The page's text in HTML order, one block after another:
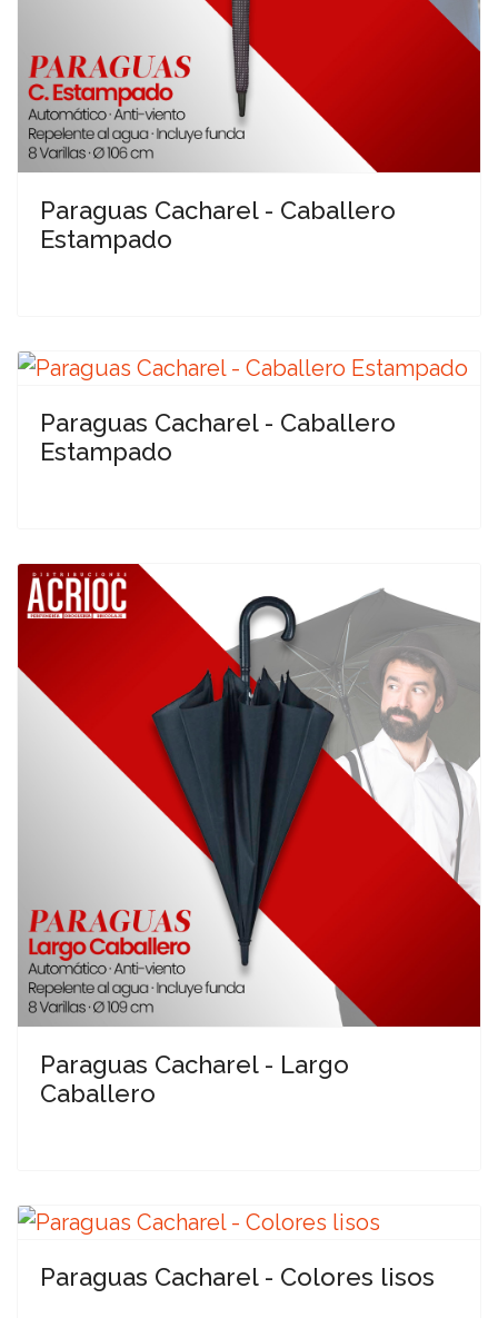
Paraguas Cacharel - Caballero
Estampado
Paraguas Cacharel - Caballero
Estampado
Paraguas Cacharel - Largo
Caballero
Paraguas Cacharel - Colores lisos